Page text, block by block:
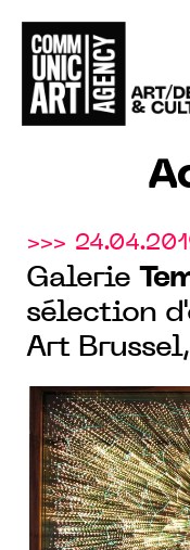
>>>
Galerie
sélection
Art